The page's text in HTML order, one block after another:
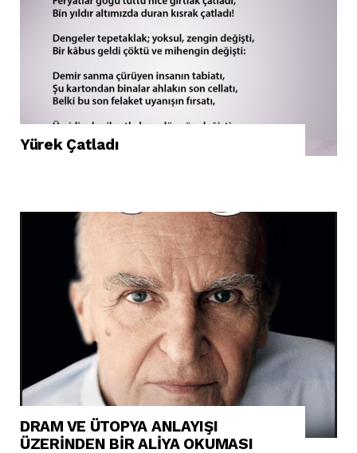
Yürek Çatladı
DRAM VE ÜTOPYA ANLAYIŞI
ÜZERİNDEN BİR ALİYA OKUMASI